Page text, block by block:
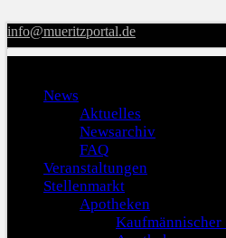
info@mueritzportal.de
News
Aktuelles
Newsarchiv
FAQ
Veranstaltungen
Stellenmarkt
Apotheken
Kaufmännischer